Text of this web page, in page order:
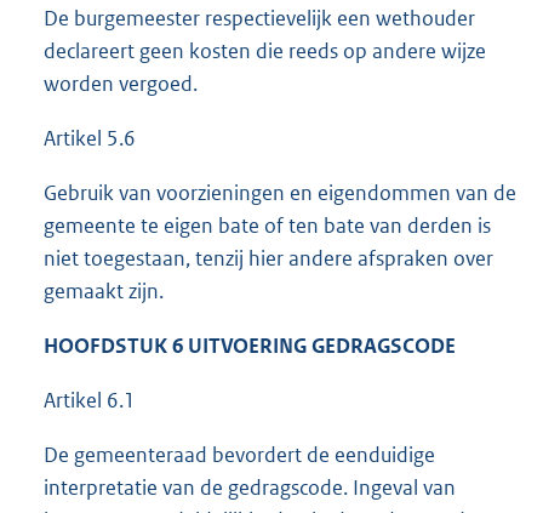
De burgemeester respectievelijk een wethouder
declareert geen kosten die reeds op andere wijze
worden vergoed.
Artikel 5.6
Gebruik van voorzieningen en eigendommen van de
gemeente te eigen bate of ten bate van derden is
niet toegestaan, tenzij hier andere afspraken over
gemaakt zijn.
HOOFDSTUK 6 UITVOERING GEDRAGSCODE
Artikel 6.1
De gemeenteraad bevordert de eenduidige
interpretatie van de gedragscode. Ingeval van